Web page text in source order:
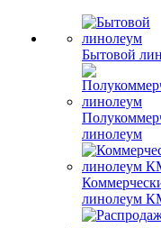
Бытовой
линолеум
линолеум